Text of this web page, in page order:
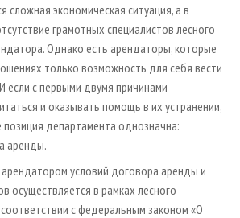
сложная экономическая ситуация, а в
грамотных специалистов лесного
Однако есть арендаторы, которые
только возможность для себя вести
если с первыми двумя причинами
и оказывать помощь в их устранении,
позиция департамента однозначна:
аренды.
условий договора аренды и
осуществляется в рамках лесного
с федеральным законом «О